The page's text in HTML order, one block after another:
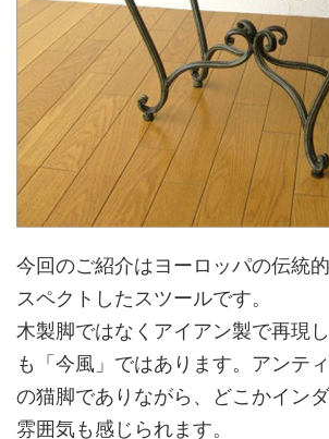
今回のご紹介はヨーロッパの伝統
スペクトしたスツールです。
木製脚ではなくアイアン製で再現
も「今風」ではあります。アンテ
の猫脚でありながら、どこかイン
雰囲気も感じられます。